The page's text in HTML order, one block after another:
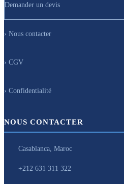
Demander un devis
› Nous contacter
› CGV
› Confidentialité
NOUS CONTACTER
Casablanca, Maroc
+212 631 311 322